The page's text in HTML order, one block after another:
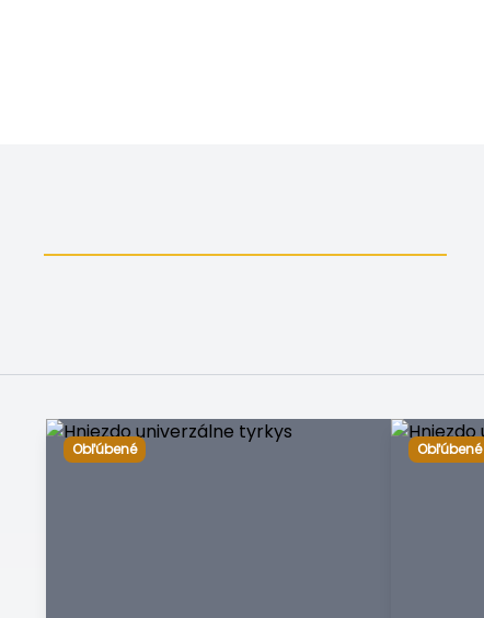
Obľúbené Obľúbené